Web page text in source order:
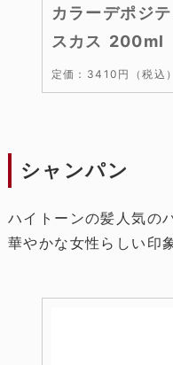
カラーデポジ
スカス 200ml
定価：3410円（税込）
シャンパン
ハイトーンの髪人気の
華やかな女性らしい印